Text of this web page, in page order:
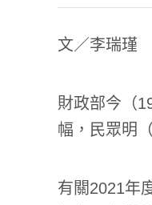
文／李瑞瑾
財政部今（
幅，民眾明
有關2021年